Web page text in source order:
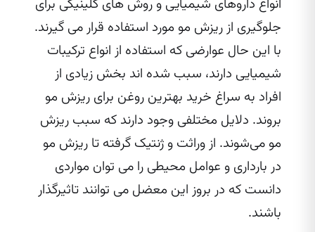
انواع داروهای شیمیایی و روش‌ های کلینیکی برای
جلوگیری از ریزش مو مورد استفاده قرار می‌ گیرند.
با این حال عوارضی که استفاده از انواع ترکیبات
شیمیایی دارند، سبب شده‌ اند بخش زیادی از
افراد به سراغ خرید بهترین روغن برای ریزش مو
بروند. دلایل مختلفی وجود دارند که سبب ریزش
مو می‌شوند. از وراثت و ژنتیک گرفته تا ریزش مو
در بارداری و عوامل محیطی را می‌ توان مواردی
دانست که در بروز این معضل می‌ توانند تاثیرگذار
باشند.